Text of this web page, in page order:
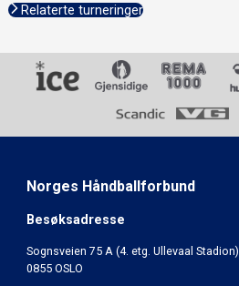
Relaterte turneringer
Norges Håndballforbund
Besøksadresse
Sognsveien 75 A (4. etg. Ullevaal Stadion)
0855 OSLO